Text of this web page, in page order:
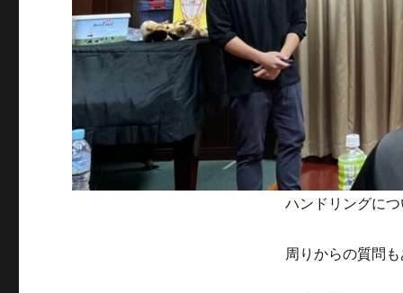
ハンドリングにつ
周りからの質問